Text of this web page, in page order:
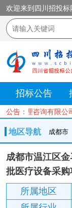
欢迎来到四川招投标
招标公告
公告：理咨询有
地区导航 成都市
成都市 广元市
内江市
乐山市
达州市
资阳市
成都市温江区
批医疗设备采
所属地区